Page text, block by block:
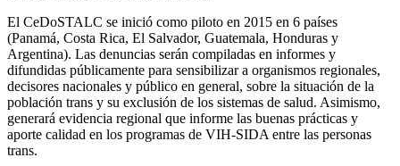
El CeDoSTALC se inició como piloto en 2015 en 6 países
(Panamá, Costa Rica, El Salvador, Guatemala, Honduras y
Argentina). Las denuncias serán compiladas en informes y
difundidas públicamente para sensibilizar a organismos regionales,
decisores nacionales y público en general, sobre la situación de la
población trans y su exclusión de los sistemas de salud. Asimismo,
generará evidencia regional que informe las buenas prácticas y
aporte calidad en los programas de VIH-SIDA entre las personas
trans.